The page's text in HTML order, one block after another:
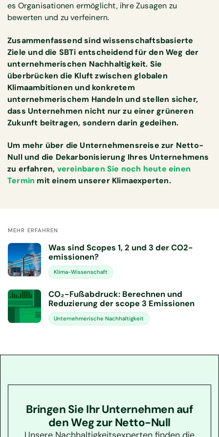
es Organisationen ermöglicht, ihre Zusagen zu
bewerten und zu verfeinern.
Zusammenfassend sind wissenschaftsbasierte
Ziele und die SBTi entscheidend für den Weg der
unternehmerischen Nachhaltigkeit. Sie
überbrücken die Kluft zwischen globalen
Klimaambitionen und konkretem
unternehmerischem Handeln und stellen sicher,
dass Unternehmen nicht nur zu einer grüneren
Zukunft beitragen, sondern darin gedeihen.
Um mehr über die Unternehmensreise zur Netto-
Null und die Dekarbonisierung Ihres Unternehmens
zu erfahren, vereinbaren Sie noch heute einen
Termin mit einem unserer Klimaexperten.
MEHR ERFAHREN
Was sind Scopes 1, 2 und 3 der CO2-
emissionen?
Klima-Wissenschaft
CO₂-Fußabdruck: Berechnen und
Reduzierung der scope 3 Emissionen
Unternehmerische Nachhaltigkeit
Bringen Sie Ihr Unternehmen auf
den Weg zur Netto-Null